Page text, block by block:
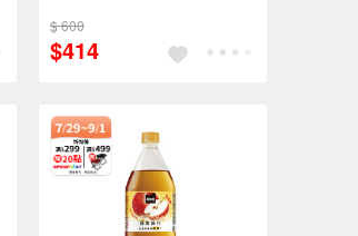
滿額9折
$ 600
$414